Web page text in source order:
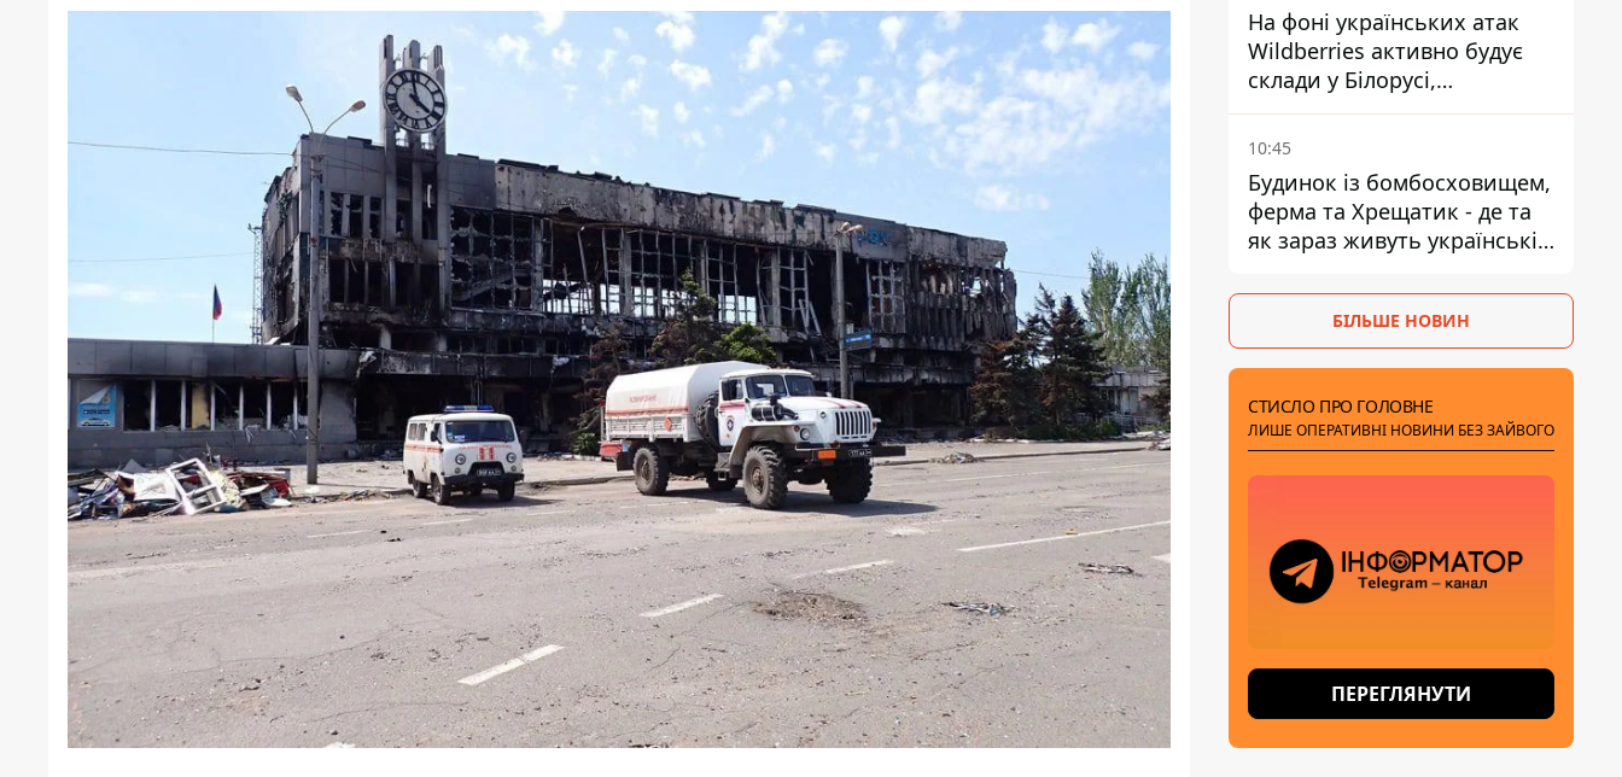
На фоні українських атак
Wildberries активно будує
склади у Білорусі,
Казахстані, Узбекистані
10:45
Будинок із бомбосховищем,
ферма та Хрещатик - де та
як зараз живуть українські
БІЛЬШЕ НОВИН
СТИСЛО ПРО ГОЛОВНЕ
ЛИШЕ ОПЕРАТИВНІ НОВИНИ БЕЗ ЗАЙВОГО
ПЕРЕГЛЯНУТИ